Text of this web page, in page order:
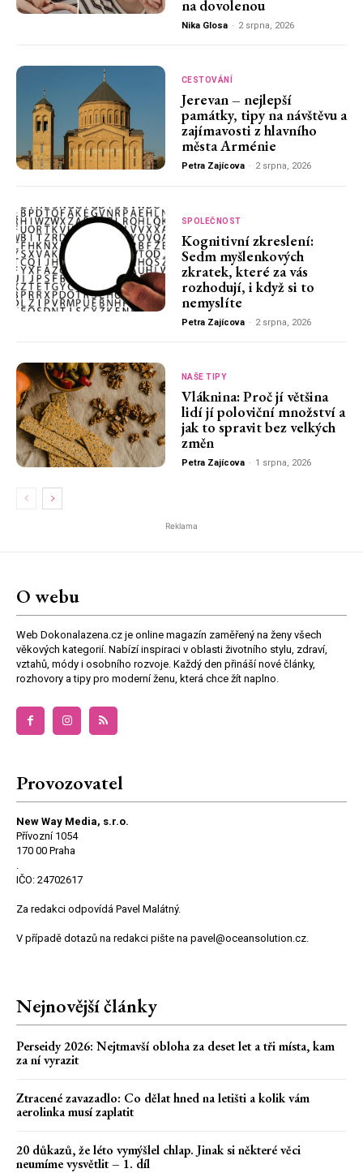
na dovolenou
Nika Glosa - 2 srpna, 2026
CESTOVÁNÍ
Jerevan – nejlepší
památky, tipy na návštěvu a
zajímavosti z hlavního
města Arménie
Petra Zajícova - 2 srpna, 2026
SPOLEČNOST
Kognitivní zkreslení:
Sedm myšlenkových
zkratek, které za vás
rozhodují, i když si to
nemyslíte
Petra Zajícova - 2 srpna, 2026
NAŠE TIPY
Vláknina: Proč jí většina
lidí jí poloviční množství a
jak to spravit bez velkých
změn
Petra Zajícova - 1 srpna, 2026
Reklama
O webu
Web Dokonalazena.cz je online magazín zaměřený na ženy všech
věkových kategorií. Nabízí inspiraci v oblasti životního stylu, zdraví,
vztahů, módy i osobního rozvoje. Každý den přináší nové články,
rozhovory a tipy pro moderní ženu, která chce žít naplno.
Provozovatel
New Way Media, s.r.o.
Přívozní 1054
170 00 Praha
IČO: 24702617
Za redakci odpovídá Pavel Malátný.
V případě dotazů na redakci pište na pavel@oceansolution.cz.
Nejnovější články
Perseidy 2026: Nejtmavší obloha za deset let a tři místa, kam
za ní vyrazit
Ztracené zavazadlo: Co dělat hned na letišti a kolik vám
aerolinka musí zaplatit
20 důkazů, že léto vymýšlel chlap. Jinak si některé věci
neumíme vysvětlit – 1. díl